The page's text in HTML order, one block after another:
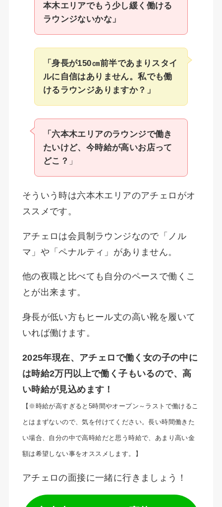
本木エリアでもう少し緩く働ける
ラウンジないかな」
「身長が150㎝前半であまりスタイ
ルに自信はありません。私でも働
けるラウンジありますか？」
「六本木エリアのラウンジで働き
たいけど、今時給が高いお店って
どこ？ 」
そういう時は六本木エリアのアチェロがオ
ススメです。
アチェロは会員制ラウンジなので「ノル
マ」や「ペナルティ」がありません。
他の夜職と比べても自分のペースで働くこ
とが出来ます。
身長が低い方もヒール丈の高い靴を履いて
いれば働けます。
2025年現在、アチェロで働く女の子の中に
は時給2万円以上で働く子もいるので、高
い時給が見込めます！
【※時給が高すぎると5時間やオープン～ラストで働けるこ
とはまずないので、気を付けてください。長い時間働きた
い場合、自分の中で高時給だと思う時給で、あまり高い金
額は希望しない事をオススメします。】
アチェロの面接に一緒に行きましょう！